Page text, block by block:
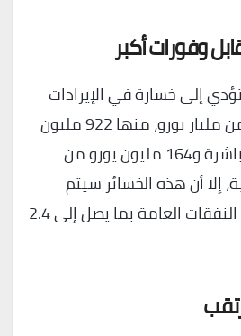
وفورات أكبر
إلى خسارة في الإيرادات
الضريبية تُقدّر بأكثر من مليار يورو، منها 922 مليون
يورو من الضرائب المباشرة و164 مليون يورو من
إلا أن هذه الخسائر سيتم
تعويضها عبر تقليص النفقات العامة بما يصل إلى 2.4